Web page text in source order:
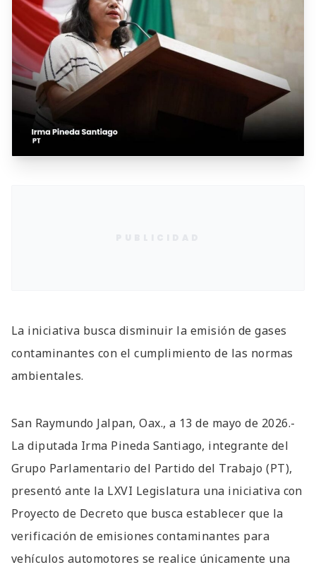
La iniciativa busca disminuir la emisión de gases
contaminantes con el cumplimiento de las normas
ambientales.
San Raymundo Jalpan, Oax., a 13 de mayo de 2026.-
La diputada Irma Pineda Santiago, integrante del
Grupo Parlamentario del Partido del Trabajo (PT),
presentó ante la LXVI Legislatura una iniciativa con
Proyecto de Decreto que busca establecer que la
verificación de emisiones contaminantes para
vehículos automotores se realice únicamente una